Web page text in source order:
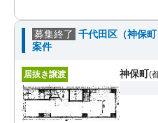
募集終了 千代田区（神保
案件
居抜き譲渡 神保町(